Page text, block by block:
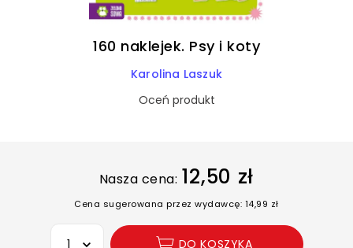
160 naklejek. Psy i koty
Karolina Laszuk
Oceń produkt
Nasza cena: 12,50 zł
Cena sugerowana przez wydawcę: 14,99 zł
Wybierz opcję
DO KOSZYKA